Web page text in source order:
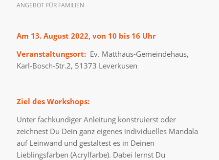
ANGEBOT FÜR FAMILIEN
Am 13. August 2022, von 10 bis 16 Uhr
Veranstaltungsort: Ev. Matthäus-Gemeindehaus,
Karl-Bosch-Str.2, 51373 Leverkusen
Ziel des Workshops:
Unter fachkundiger Anleitung konstruierst oder
zeichnest Du Dein ganz eigenes individuelles Mandala
auf Leinwand und gestaltest es in Deinen
Lieblingsfarben (Acrylfarbe). Dabei lernst Du